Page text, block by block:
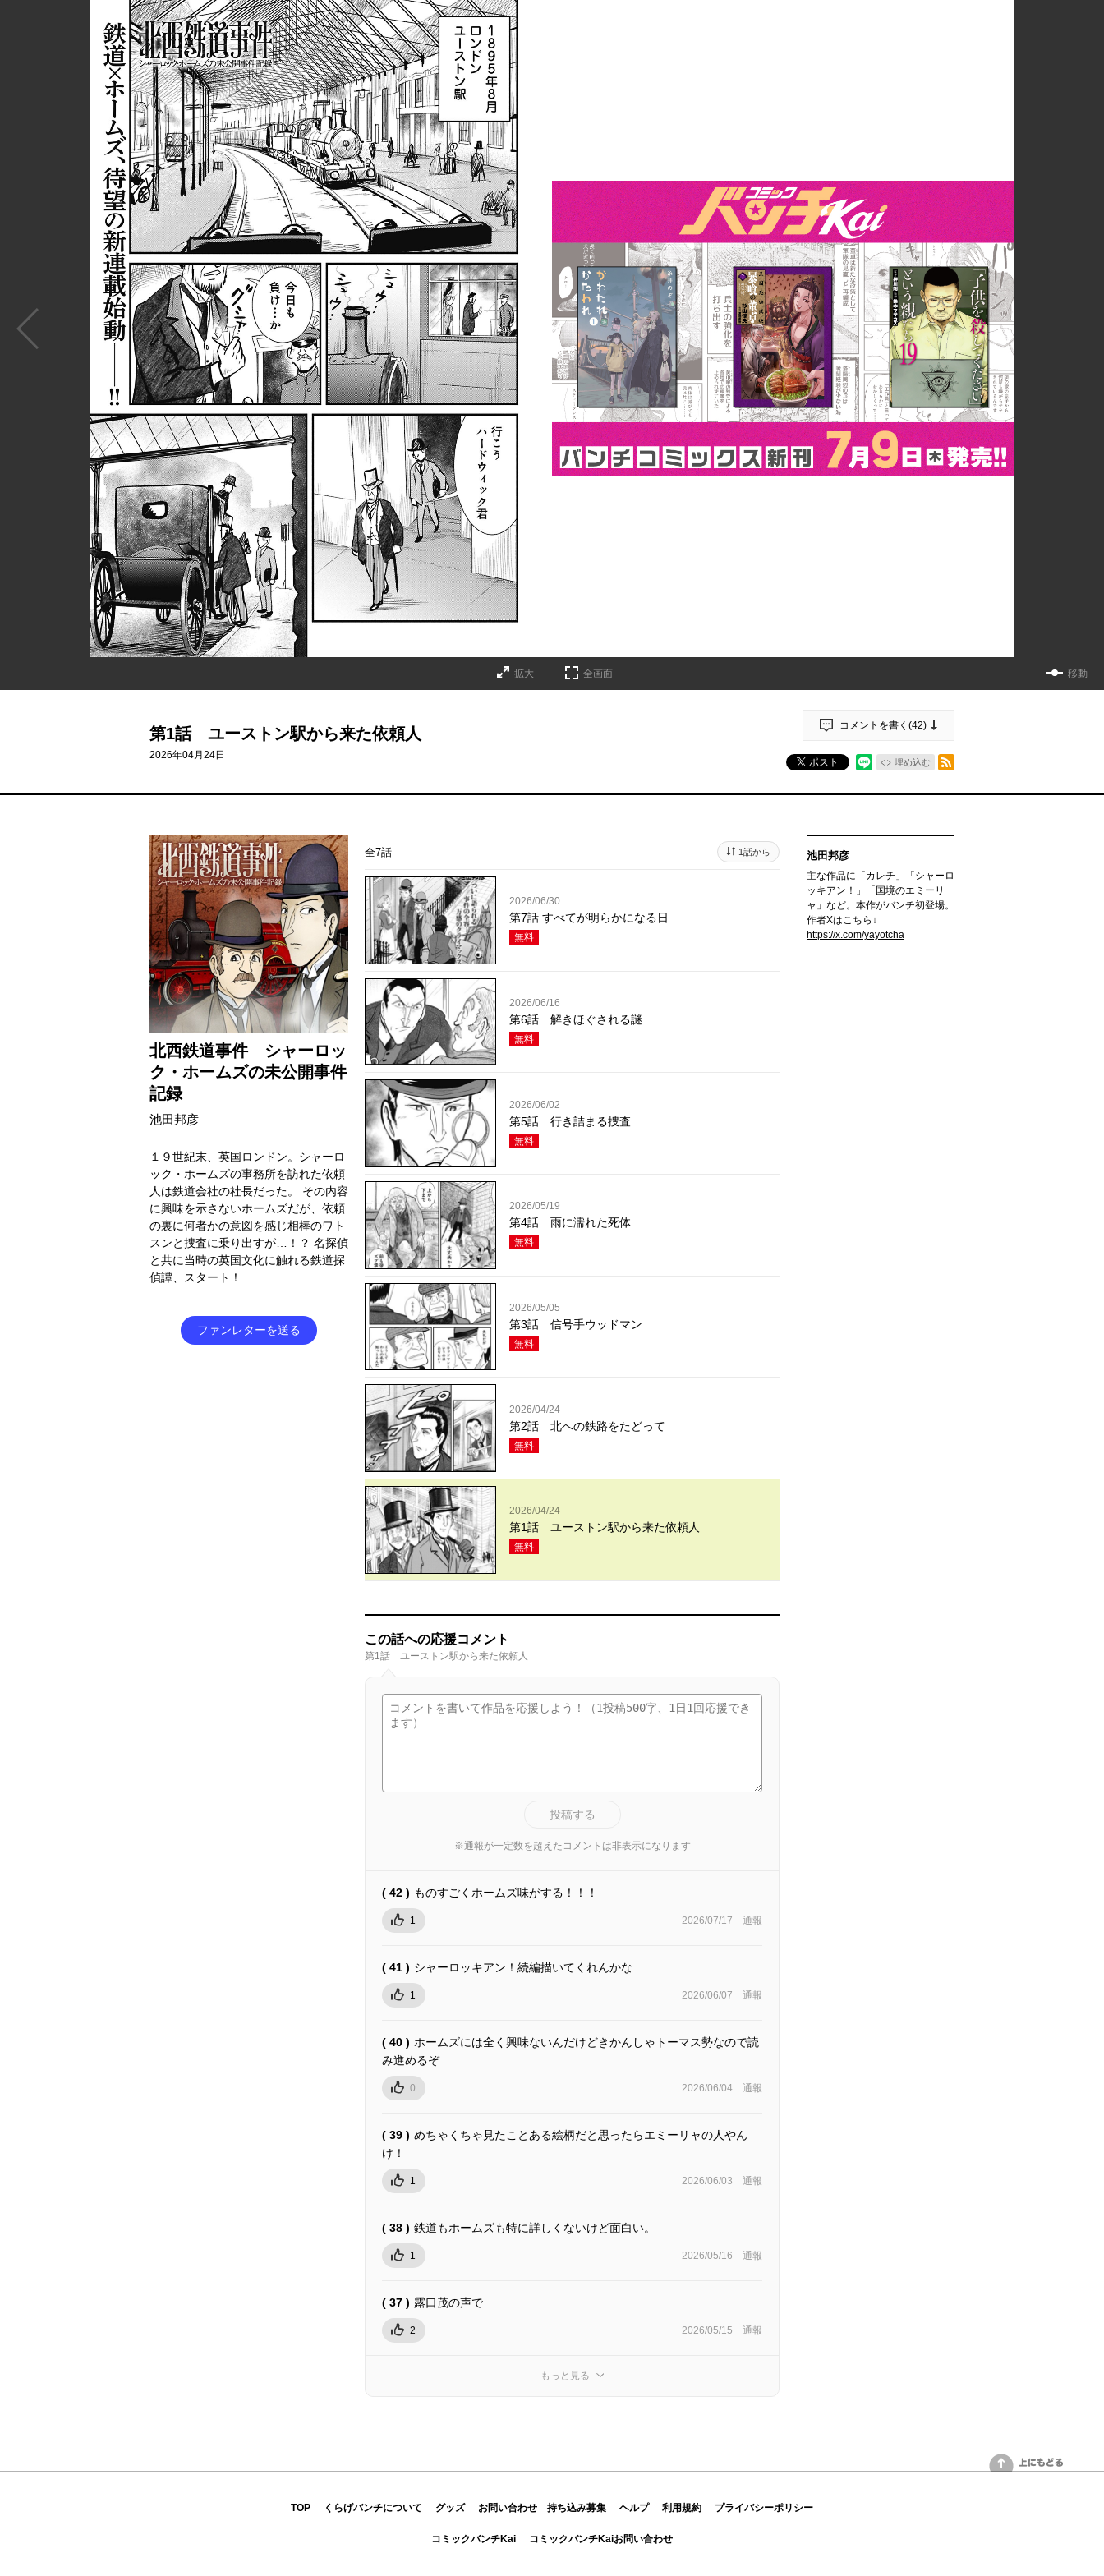
拡大 全画面 移動
第1話 ユーストン駅から来た依頼人
2026年04月24日
コメントを書く(42)
ポスト 埋め込む
北西鉄道事件 シャーロッ
ク・ホームズの未公開事件
記録
池田邦彦
１９世紀末、英国ロンドン。シャーロ
ック・ホームズの事務所を訪れた依頼
人は鉄道会社の社長だった。 その内容
に興味を示さないホームズだが、依頼
の裏に何者かの意図を感じ相棒のワト
スンと捜査に乗り出すが…！？ 名探偵
と共に当時の英国文化に触れる鉄道探
偵譚、スタート！
ファンレターを送る
全7話 1話から
2026/06/30
第7話 すべてが明らかになる日
無料
2026/06/16
第6話 解きほぐされる謎
無料
2026/06/02
第5話 行き詰まる捜査
無料
2026/05/19
第4話 雨に濡れた死体
無料
2026/05/05
第3話 信号手ウッドマン
無料
2026/04/24
第2話 北への鉄路をたどって
無料
2026/04/24
第1話 ユーストン駅から来た依頼人
無料
この話への応援コメント
第1話 ユーストン駅から来た依頼人
投稿する
※通報が一定数を超えたコメントは非表示になります
( 42 ) ものすごくホームズ味がする！！！
1 2026/07/17 通報
( 41 ) シャーロッキアン！続編描いてくれんかな
1 2026/06/07 通報
( 40 ) ホームズには全く興味ないんだけどきかんしゃトーマス勢なので読
み進めるぞ
0 2026/06/04 通報
( 39 ) めちゃくちゃ見たことある絵柄だと思ったらエミーリャの人やん
け！
1 2026/06/03 通報
( 38 ) 鉄道もホームズも特に詳しくないけど面白い。
1 2026/05/16 通報
( 37 ) 露口茂の声で
2 2026/05/15 通報
もっと見る
池田邦彦
主な作品に「カレチ」「シャーロ
ッキアン！」「国境のエミーリ
ャ」など。本作がバンチ初登場。
作者Xはこちら↓
https://x.com/yayotcha
上にもどる
TOP くらげバンチについて グッズ お問い合わせ 持ち込み募集 ヘルプ 利用規約 プライバシーポリシー
コミックバンチKai コミックバンチKaiお問い合わせ